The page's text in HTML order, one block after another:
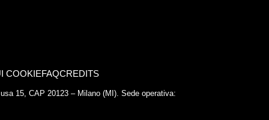
COOKIEFAQCREDITS
15, CAP 20123 – Milano (MI). Sede operativa: